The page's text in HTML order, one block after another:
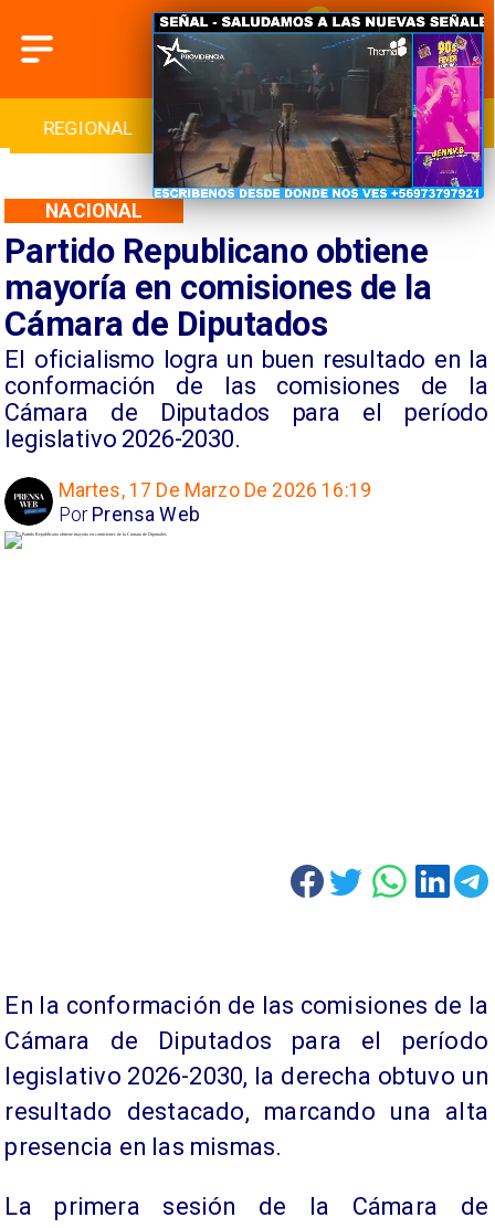
INTERNACIONAL DEPORTES CULTURA
Partido Republicano obtiene
mayoría en comisiones de la
Cámara de Diputados
El oficialismo logra un buen resultado en la
conformación de las comisiones de la
Cámara de Diputados para el período
legislativo 2026-2030.
NACIONAL
Martes, 17 De Marzo De 2026 16:19
Prensa Web
Por
En la conformación de las comisiones de la
Cámara de Diputados para el período
legislativo 2026-2030, la derecha obtuvo un
resultado destacado, marcando una alta
presencia en las mismas.
La primera sesión de la Cámara de